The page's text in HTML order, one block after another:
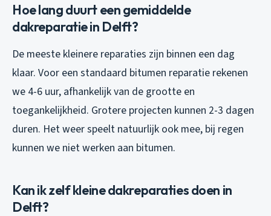
Hoe lang duurt een gemiddelde
dakreparatie in Delft?
De meeste kleinere reparaties zijn binnen een dag
klaar. Voor een standaard bitumen reparatie rekenen
we 4-6 uur, afhankelijk van de grootte en
toegankelijkheid. Grotere projecten kunnen 2-3 dagen
duren. Het weer speelt natuurlijk ook mee, bij regen
kunnen we niet werken aan bitumen.
Kan ik zelf kleine dakreparaties doen in
Delft?